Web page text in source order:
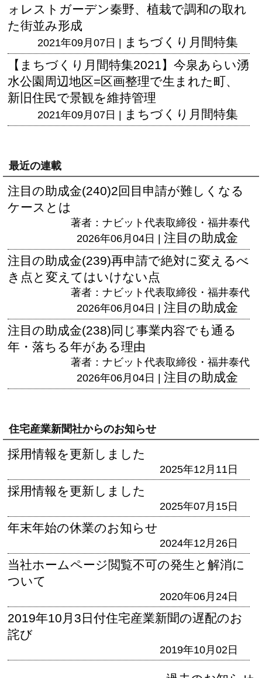
ォレストガーデン秦野、植栽で調和の取れ
た街並み形成
2021年09月07日 | まちづくり月間特集
【まちづくり月間特集2021】今泉あらい湧
水公園周辺地区=区画整理で生まれた町、
新旧住民で景観を維持管理
2021年09月07日 | まちづくり月間特集
最近の連載
注目の助成金(240)2回目申請が難しくなる
ケースとは
著者：ナビット代表取締役・福井泰代
2026年06月04日 | 注目の助成金
注目の助成金(239)再申請で絶対に変えるべ
き点と変えてはいけない点
著者：ナビット代表取締役・福井泰代
2026年06月04日 | 注目の助成金
注目の助成金(238)同じ事業内容でも通る
年・落ちる年がある理由
著者：ナビット代表取締役・福井泰代
2026年06月04日 | 注目の助成金
住宅産業新聞社からのお知らせ
採用情報を更新しました
2025年12月11日
採用情報を更新しました
2025年07月15日
年末年始の休業のお知らせ
2024年12月26日
当社ホームページ閲覧不可の発生と解消に
ついて
2020年06月24日
2019年10月3日付住宅産業新聞の遅配のお
詫び
2019年10月02日